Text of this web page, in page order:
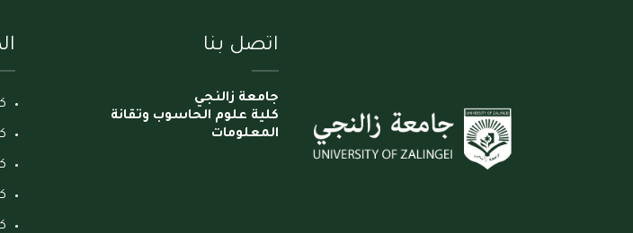
اتصل بنا
جامعة زالنجي
كلية علوم الحاسوب وتقانة
المعلومات